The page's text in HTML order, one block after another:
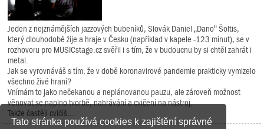
Tato stránka používá cookies k zajištění správné
Jeden z nejznámějších jazzových bubeníků, Slovák Daniel „Dano“ Šoltis,
který dlouhodobě žije a hraje v Česku (například v kapele -123 minut), se v
rozhovoru pro MUSICstage.cz svěřil i s tím, že v budoucnu by si chtěl zahrát i
metal.
Jak se vyrovnáváš s tím, že v době koronavirové pandemie prakticky vymizelo
všechno živé hraní?
Vnímám to jako nečekanou a neplánovanou pauzu, ale zároveň možnost
věnovat se naplno tvorbě, nahrávání a cvičení na nástroj.
Takže častěji cvičíš....